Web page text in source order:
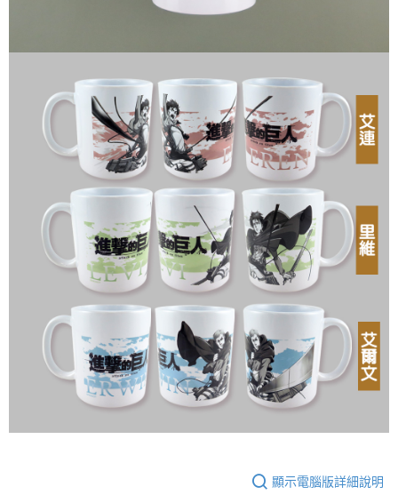
顯示電腦版詳細說明